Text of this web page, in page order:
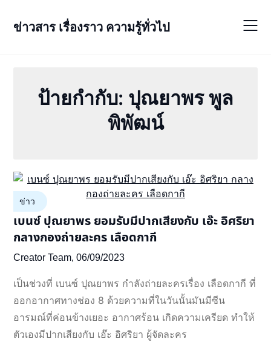
ข่าวสาร เรื่องราว ความรู้ทั่วไป
ป้ายกำกับ: ปุณยาพร พูล
พิพัฒน์
ข่าว
เบนซ์ ปุณยาพร ยอมรับมีปากเสียงกับ เอ๊ะ อิศริยา
กลางกองถ่ายละคร เลือดกากี
Creator Team,06/09/2023
เป็นช่วงที่ เบนซ์ ปุณยาพร กำลังถ่ายละครเรื่อง เลือดกากี ที่
ออกอากาศทางช่อง 8 ด้วยความที่ในวันนั้นมันมีซีน
อารมณ์ที่ค่อนข้างเยอะ อากาศร้อน เกิดความเครียด ทำให้
ตัวเองมีปากเสียงกับ เอ๊ะ อิศริยา ผู้จัดละคร